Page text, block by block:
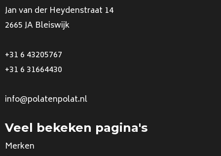
Jan van der Heydenstraat 14
2665 JA Bleiswijk
+31 6 43205767
+31 6 31664430
info@polatenpolat.nl
Veel bekeken pagina's
Merken